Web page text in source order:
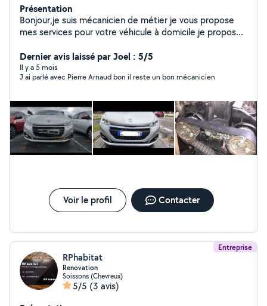
Présentation
Bonjour,je suis mécanicien de métier je vous propose
mes services pour votre véhicule à domicile je propose
meubles en kit,papier peint et bien plus pour tout
renseignement n'hésitez pas à me contacter je serai à
votre service
Dernier avis laissé par Joel : 5/5
Il y a 5 mois
J ai parlé avec Pierre Arnaud bon il reste un bon mécanicien
Voir le profil Contacter
Entreprise
RPhabitat
Renovation
Soissons (Chevreux)
5/5 (3 avis)